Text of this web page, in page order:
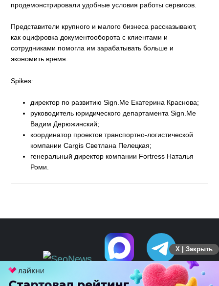
продемонстрировали удобные условия работы сервисов.
Представители крупного и малого бизнеса рассказывают,
как оцифровка документооборота с клиентами и
сотрудниками помогла им зарабатывать больше и
экономить время.
Spikes:
директор по развитию Sign.Me Екатерина Краснова;
руководитель юридического департамента Sign.Me
Вадим Дерюжинский;
координатор проектов транспортно-логистической
компании Cargis Светлана Пелецкая;
генеральный директор компании Fortress Наталья
Роми.
X | Закрыть
ПЕРЕЙТИ НА ПОЛНУЮ ВЕРСИЮ